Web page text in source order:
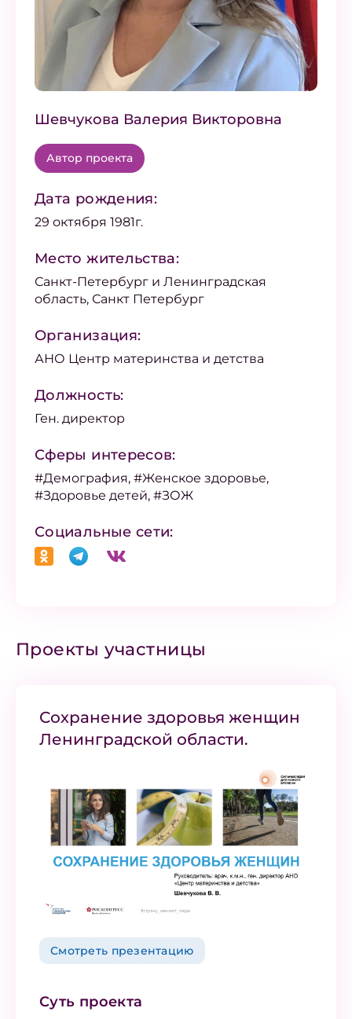
Шевчукова Валерия Викторовна
Автор проекта
Дата рождения:
29 октября 1981г.
Место жительства:
Санкт-Петербург и Ленинградская
область, Санкт Петербург
Организация:
АНО Центр материнства и детства
Должность:
Ген. директор
Сферы интересов:
#Демография, #Женское здоровье,
#Здоровье детей, #ЗОЖ
Социальные сети:
Проекты участницы
Сохранение здоровья женщин
Ленинградской области.
Смотреть презентацию
Суть проекта